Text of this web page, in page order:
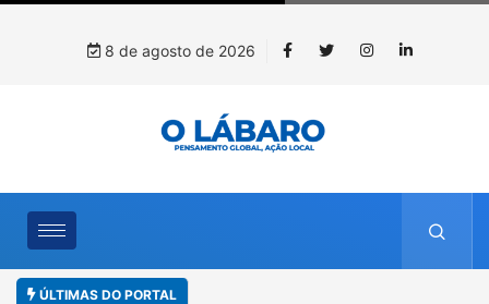
8 de agosto de 2026
ÚLTIMAS DO PORTAL